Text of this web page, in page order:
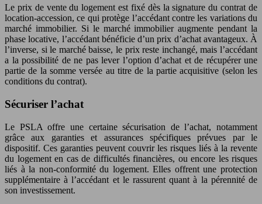
Le prix de vente du logement est fixé dès la signature du contrat de
location-accession, ce qui protège l’accédant contre les variations du
marché immobilier. Si le marché immobilier augmente pendant la
phase locative, l’accédant bénéficie d’un prix d’achat avantageux. À
l’inverse, si le marché baisse, le prix reste inchangé, mais l’accédant
a la possibilité de ne pas lever l’option d’achat et de récupérer une
partie de la somme versée au titre de la partie acquisitive (selon les
conditions du contrat).
Sécuriser l’achat
Le PSLA offre une certaine sécurisation de l’achat, notamment
grâce aux garanties et assurances spécifiques prévues par le
dispositif. Ces garanties peuvent couvrir les risques liés à la revente
du logement en cas de difficultés financières, ou encore les risques
liés à la non-conformité du logement. Elles offrent une protection
supplémentaire à l’accédant et le rassurent quant à la pérennité de
son investissement.